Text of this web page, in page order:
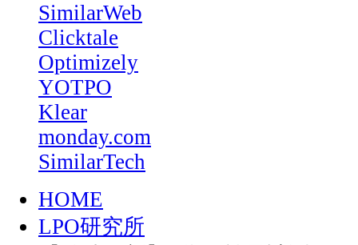
SimilarWeb
Clicktale
Optimizely
YOTPO
Klear
monday.com
SimilarTech
HOME
LPO研究所